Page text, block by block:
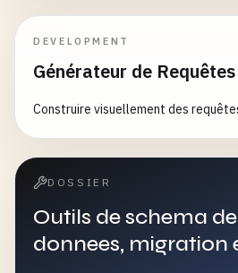
DEVELOPMENT
Générateur de Requêtes
Construire visuellement des
DOSSIER
Outils de schema
donnees, migration